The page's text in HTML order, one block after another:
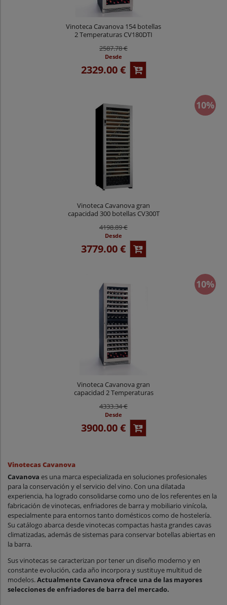
Vinoteca Cavanova 154 botellas
2 Temperaturas CV180DTI
2587.78 €
Desde
2329.00 €
10%
Vinoteca Cavanova gran
capacidad 300 botellas CV300T
4198.89 €
Desde
3779.00 €
10%
Vinoteca Cavanova gran
capacidad 2 Temperaturas
4333.34 €
Desde
3900.00 €
Vinotecas Cavanova
Cavanova es una marca especializada en soluciones profesionales
para la conservación y el servicio del vino. Con una dilatada
experiencia, ha logrado consolidarse como uno de los referentes en la
fabricación de vinotecas, enfriadores de barra y mobiliario vinícola,
especialmente para entornos tanto domésticos como de hostelería.
Su catálogo abarca desde vinotecas compactas hasta grandes cavas
climatizadas, además de sistemas para conservar botellas abiertas en
la barra.
Sus vinotecas se caracterizan por tener un diseño moderno y en
constante evolución, cada año incorpora y sustituye multitud de
modelos.Actualmente Cavanova ofrece una de las mayores
selecciones de enfriadores de barra del mercado.